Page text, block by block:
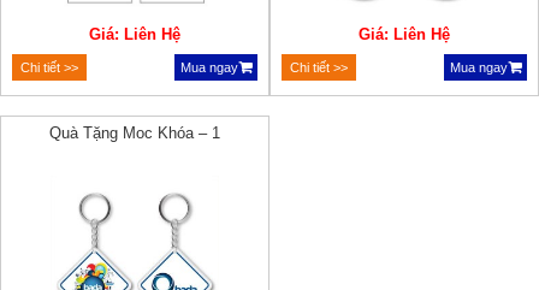
Giá: Liên Hệ
Chi tiết >> Mua ngay
Giá: Liên Hệ
Chi tiết >> Mua ngay
Quà Tặng Moc Khóa – 1